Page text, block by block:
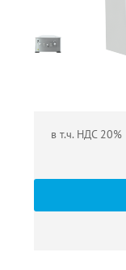
в т.ч. НДС 20%